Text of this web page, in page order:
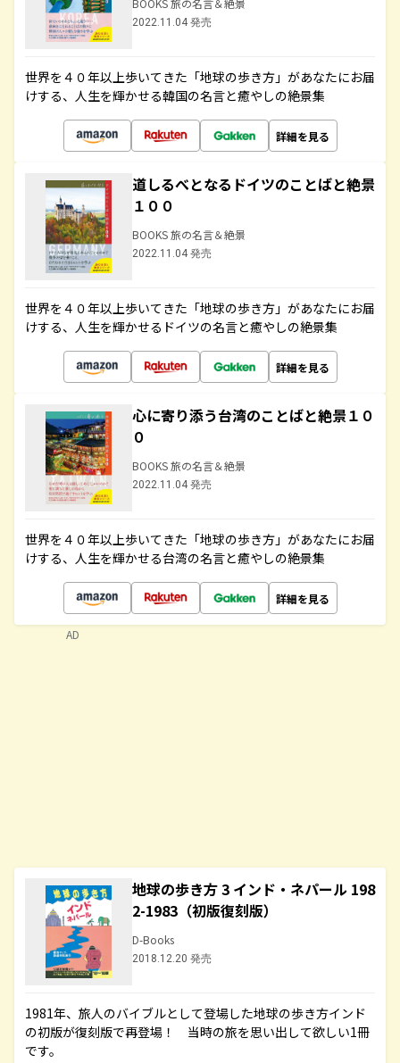
BOOKS 旅の名言＆絶景
2022.11.04 発売
世界を４０年以上歩いてきた「地球の歩き方」があなたにお届
けする、人生を輝かせる韓国の名言と癒やしの絶景集
詳細を見る
道しるべとなるドイツのことばと絶景
１００
BOOKS 旅の名言＆絶景
2022.11.04 発売
世界を４０年以上歩いてきた「地球の歩き方」があなたにお届
けする、人生を輝かせるドイツの名言と癒やしの絶景集
詳細を見る
心に寄り添う台湾のことばと絶景１０
０
BOOKS 旅の名言＆絶景
2022.11.04 発売
世界を４０年以上歩いてきた「地球の歩き方」があなたにお届
けする、人生を輝かせる台湾の名言と癒やしの絶景集
詳細を見る
地球の歩き方 3 インド・ネパール 198
2-1983（初版復刻版）
D-Books
2018.12.20 発売
1981年、旅人のバイブルとして登場した地球の歩き方インド
の初版が復刻版で再登場！ 当時の旅を思い出して欲しい1冊
です。
AD